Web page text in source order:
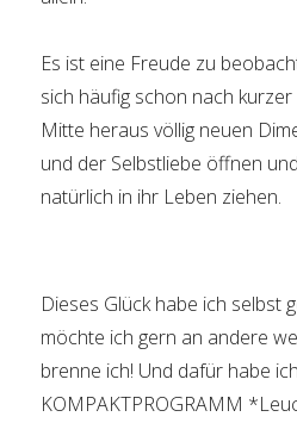
Es ist eine Freude zu
sich häufig schon nach
Mitte heraus völlig neuen
und der Selbstliebe öffnen
natürlich in ihr Leben ziehen.
Dieses Glück habe ich selbst
möchte ich gern an andere
brenne ich! Und dafür habe
KOMPAKTPROGRAMM